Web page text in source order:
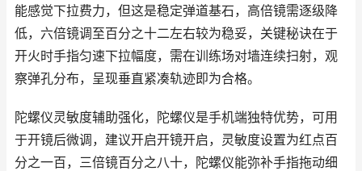
能感觉下拉费力，但这是稳定弹道基石，高倍镜需逐级降
低，六倍镜调至百分之十二左右较为稳妥，关键秘诀在于
开火时手指匀速下拉幅度，需在训练场对墙连续扫射，观
察弹孔分布，呈现垂直紧凑轨迹即为合格。
陀螺仪灵敏度辅助强化，陀螺仪是手机端独特优势，可用
于开镜后微调，建议开启开镜开启，灵敏度设置为红点百
分之一百，三倍镜百分之八十，陀螺仪能弥补手指拖动细